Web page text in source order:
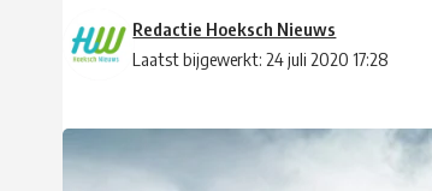
Laatst bijgewerkt: 24 juli 2020 17:28
Redactie Hoeksch Nieuws